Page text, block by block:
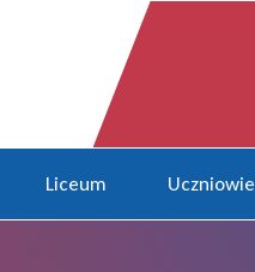
Liceum Uczniowie